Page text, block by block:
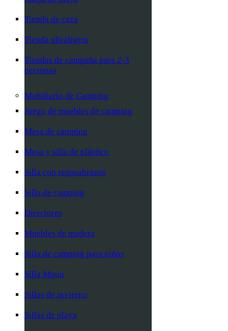
Tienda de caza
Tienda ultraligera
Tiendas de campaña para 2-3
personas
Mobiliario de Camping
Juego de muebles de camping
Mesa de camping
Mesa y silla de plástico
Silla con reposabrazos
Silla de camping
Directores
Muebles de madera
Silla de camping para niños
Silla Moon
Sillas de invierno
Sillas de playa